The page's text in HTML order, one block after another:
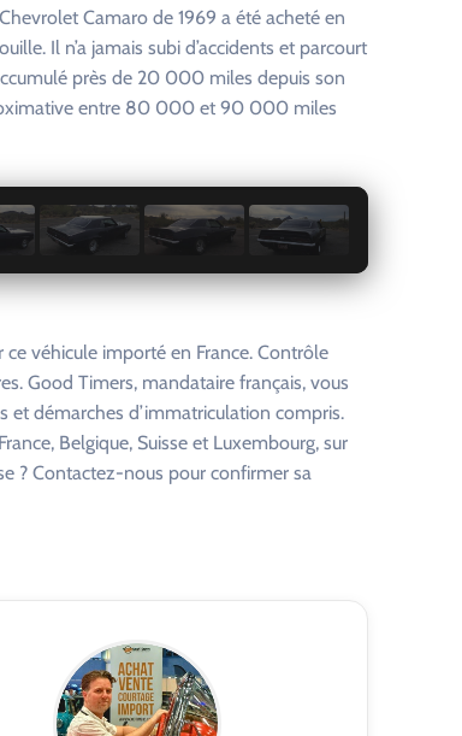
Camaro de 1969 a été acheté en
Il n’a jamais subi d’accidents et parcourt
près de 20 000 miles depuis son
entre 80 000 et 90 000 miles
véhicule importé en France. Contrôle
Good Timers, mandataire français, vous
et démarches d’immatriculation compris.
Belgique, Suisse et Luxembourg, sur
? Contactez-nous pour confirmer sa